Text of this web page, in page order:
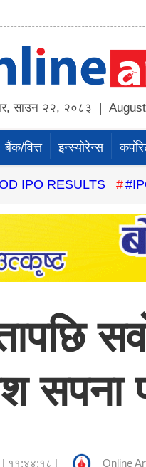
,साउन २२, २०८३ |
बैंक/वित्त इन्स्योरेन्स
IPO RESULTS
| ११:४४:१८ | Online